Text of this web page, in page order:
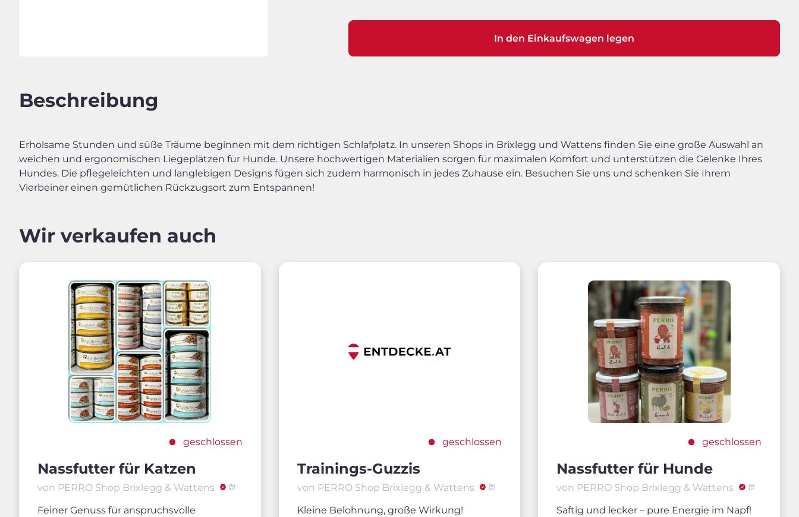
In den Einkaufswagen legen
Beschreibung
Erholsame Stunden und süße Träume beginnen mit dem richtigen Schlafplatz. In unseren Shops in Brixlegg und Wattens finden Sie eine große Auswahl an
weichen und ergonomischen Liegeplätzen für Hunde. Unsere hochwertigen Materialien sorgen für maximalen Komfort und unterstützen die Gelenke Ihres
Hundes. Die pflegeleichten und langlebigen Designs fügen sich zudem harmonisch in jedes Zuhause ein. Besuchen Sie uns und schenken Sie Ihrem
Vierbeiner einen gemütlichen Rückzugsort zum Entspannen!
Wir verkaufen auch
geschlossen
Nassfutter für Katzen
von PERRO Shop Brixlegg & Wattens
Feiner Genuss für anspruchsvolle
geschlossen
Trainings-Guzzis
von PERRO Shop Brixlegg & Wattens
Kleine Belohnung, große Wirkung!
geschlossen
Nassfutter für Hunde
von PERRO Shop Brixlegg & Wattens
Saftig und lecker – pure Energie im Napf!